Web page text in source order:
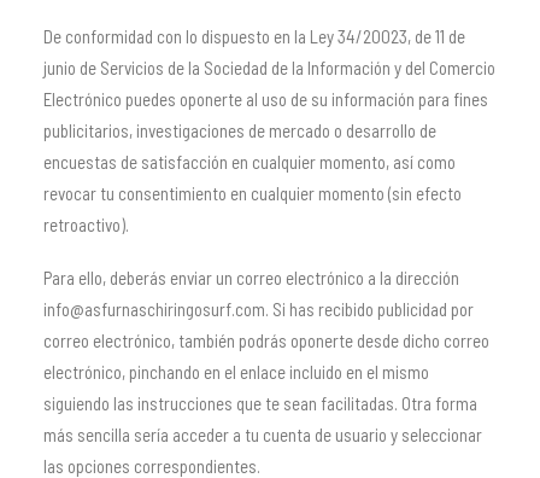
De conformidad con lo dispuesto en la Ley 34/20023, de 11 de
junio de Servicios de la Sociedad de la Información y del Comercio
Electrónico puedes oponerte al uso de su información para fines
publicitarios, investigaciones de mercado o desarrollo de
encuestas de satisfacción en cualquier momento, así como
revocar tu consentimiento en cualquier momento (sin efecto
retroactivo).
Para ello, deberás enviar un correo electrónico a la dirección
info@asfurnaschiringosurf.com. Si has recibido publicidad por
correo electrónico, también podrás oponerte desde dicho correo
electrónico, pinchando en el enlace incluido en el mismo
siguiendo las instrucciones que te sean facilitadas. Otra forma
más sencilla sería acceder a tu cuenta de usuario y seleccionar
las opciones correspondientes.